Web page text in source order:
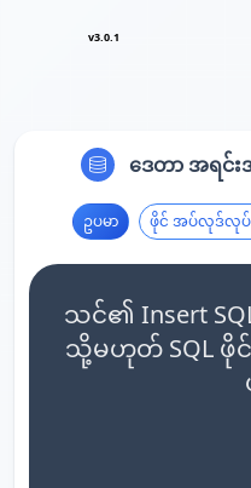
v3.0.1
ဒေတာ အရင်း
ဥပမာ ဖိုင် အပ်လုဒ်လုပ်
သင်၏ Insert
သို့မဟုတ် SQL ဖို